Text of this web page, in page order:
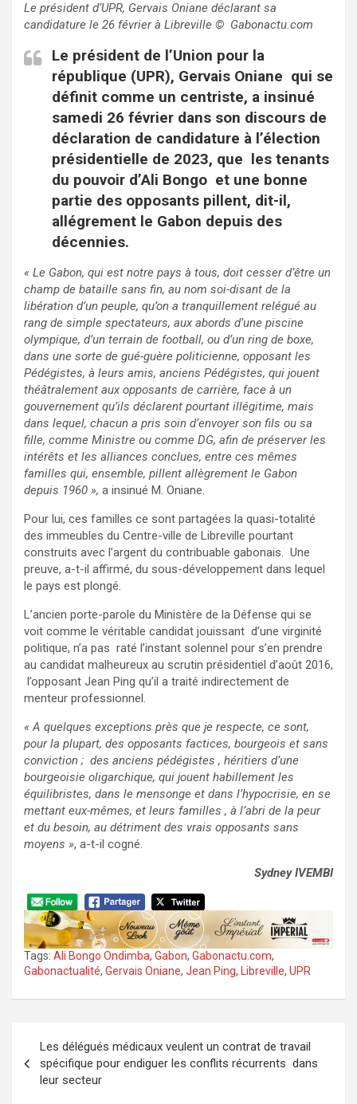
Le président d’UPR, Gervais Oniane déclarant sa
candidature le 26 février à Libreville © Gabonactu.com
Le président de l’Union pour la
république (UPR), Gervais Oniane qui se
définit comme un centriste, a insinué
samedi 26 février dans son discours de
déclaration de candidature à l’élection
présidentielle de 2023, que les tenants
du pouvoir d’Ali Bongo et une bonne
partie des opposants pillent, dit-il,
allégrement le Gabon depuis des
décennies.
« Le Gabon, qui est notre pays à tous, doit cesser d’être un
champ de bataille sans fin, au nom soi-disant de la
libération d’un peuple, qu’on a tranquillement relégué au
rang de simple spectateurs, aux abords d’une piscine
olympique, d’un terrain de football, ou d’un ring de boxe,
dans une sorte de gué-guère politicienne, opposant les
Pédégistes, à leurs amis, anciens Pédégistes, qui jouent
théâtralement aux opposants de carrière, face à un
gouvernement qu’ils déclarent pourtant illégitime, mais
dans lequel, chacun a pris soin d’envoyer son fils ou sa
fille, comme Ministre ou comme DG, afin de préserver les
intérêts et les alliances conclues, entre ces mêmes
familles qui, ensemble, pillent allègrement le Gabon
depuis 1960 », a insinué M. Oniane.
Pour lui, ces familles ce sont partagées la quasi-totalité
des immeubles du Centre-ville de Libreville pourtant
construits avec l’argent du contribuable gabonais. Une
preuve, a-t-il affirmé, du sous-développement dans lequel
le pays est plongé.
L’ancien porte-parole du Ministère de la Défense qui se
voit comme le véritable candidat jouissant d’une virginité
politique, n’a pas raté l’instant solennel pour s’en prendre
au candidat malheureux au scrutin présidentiel d’août 2016,
l’opposant Jean Ping qu’il a traité indirectement de
menteur professionnel.
« A quelques exceptions près que je respecte, ce sont,
pour la plupart, des opposants factices, bourgeois et sans
conviction ; des anciens pédégistes , héritiers d’une
bourgeoisie oligarchique, qui jouent habillement les
équilibristes, dans le mensonge et dans l’hypocrisie, en se
mettant eux-mêmes, et leurs familles , à l’abri de la peur
et du besoin, au détriment des vrais opposants sans
moyens », a-t-il cogné.
Sydney IVEMBI
Tags: Ali Bongo Ondimba, Gabon, Gabonactu.com,
Gabonactualité, Gervais Oniane, Jean Ping, Libreville, UPR
de
l’article
Les délégués médicaux veulent un contrat de travail
spécifique pour endiguer les conflits récurrents dans
leur secteur